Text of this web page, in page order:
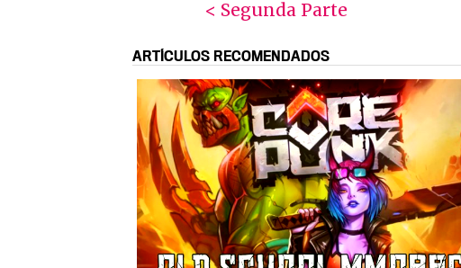
< Segunda Parte
ARTÍCULOS RECOMENDADOS